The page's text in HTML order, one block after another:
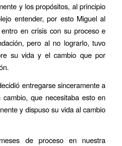
y los propósitos, al principio
entender, por esto Miguel al
en crisis con su proceso e
pero al no lograrlo, tuvo
su vida y el cambio que por
entregarse sinceramente a
que necesitaba esto en
y dispuso su vida al cambio
de proceso en nuestra